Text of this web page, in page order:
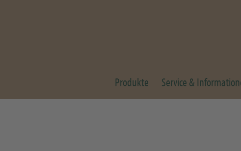
Produkte Service &